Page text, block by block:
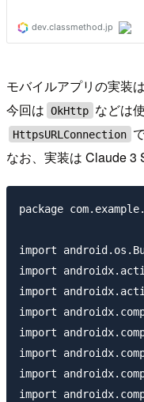
モバイルアプリの実装
今回は OkHttp などは
HttpsURLConnection
なお、実装は Claude 3
package
import
import
import
import
import
import
import
import